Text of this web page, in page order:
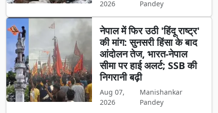
2026
Pandey
नेपाल में फिर उठी 'हिंदू राष्ट्र'
की मांग: सुनसरी हिंसा के बाद
आंदोलन तेज, भारत-नेपाल
सीमा पर हाई अलर्ट; SSB की
निगरानी बढ़ी
Aug 07,
2026
Manishankar
Pandey